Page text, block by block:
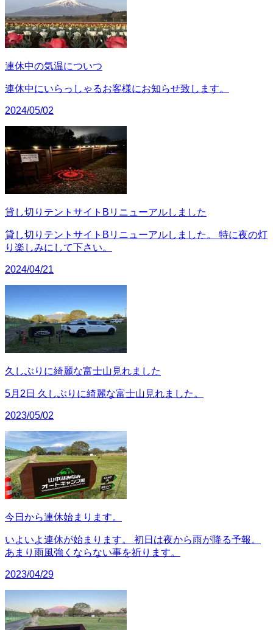
連休中の気温についつ
連休中にいらっしゃるお客様にお知らせ致します。
2024/05/02
貸し切りテントサイトBリニューアルしました
貸し切りテントサイトBリニューアルしました。 特に夜の灯
り楽しみにして下さい。
2024/04/21
久しぶりに綺麗な富士山見れました
5月2日 久しぶりに綺麗な富士山見れました。
2023/05/02
今日から連休始まります。
いよいよ連休が始まります。 初日は夜から雨が降る予報。
あまり雨風強くならない事を祈ります。
2023/04/29